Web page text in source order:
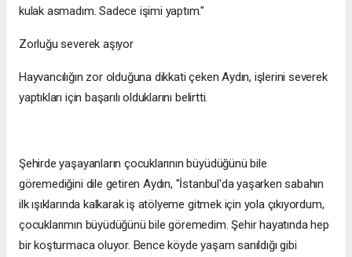
kulak asmadım. Sadece işimi yaptım."
Zorluğu severek aşıyor
Hayvancılığın zor olduğuna dikkati çeken Aydın, işlerini severek
yaptıkları için başarılı olduklarını belirtti.
Şehirde yaşayanların çocuklarının büyüdüğünü bile
göremediğini dile getiren Aydın, "İstanbul'da yaşarken sabahın
ilk ışıklarında kalkarak iş atölyeme gitmek için yola çıkıyordum,
çocuklarımın büyüdüğünü bile göremedim. Şehir hayatında hep
bir koşturmaca oluyor. Bence köyde yaşam sanıldığı gibi